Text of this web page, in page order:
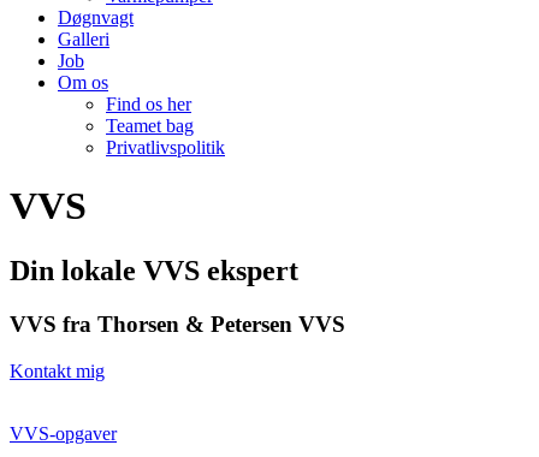
Døgnvagt
Galleri
Job
Om os
Find os her
Teamet bag
Privatlivspolitik
VVS
Din lokale VVS ekspert
VVS fra Thorsen & Petersen VVS
Kontakt mig
VVS-opgaver